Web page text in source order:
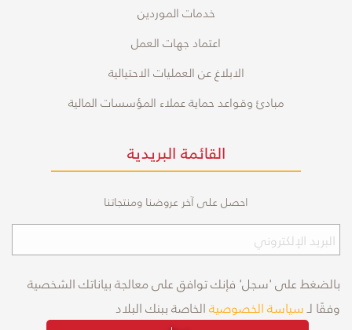
خدمات الموردين
اعتماد جهات العمل
الابلاغ عن العمليات الاحتيالية
مبادئ وقواعد حماية عملاء المؤسسات المالية
القائمة البريدية
احصل على آخر عروضنا ومنتجاتنا
بالضغط على 'سجل' فإنك توافق على معالجة بياناتك الشخصية
وفقًا لـسياسة الخصوصيةالخاصة ببنك البلاد